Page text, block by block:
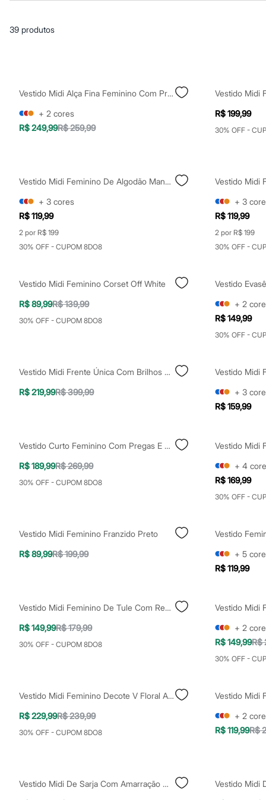
Blusas e Camisetas
Calças
Casacos e Jaquetas
Vestidos
Acessórios
Bolsas
Bonés e Chapéus
Bijoux
Botas
Chinelos
Rasteirinhas
Sandálias
Sapatilhas
Tênis
Marcas
Mindset
Yessica
Acessórios
Shorts e Bermudas
Tops
Moda íntima
Calcinhas
Sutiãs e Tops
Moda praia
Biquínis
Maiôs
Saídas de praia
Calças
Casacos e Jaquetas
Jeans
Moda esportiva
Em alta
Dia dos Pais
Inverno
Novidades
Roupas
Casacos e Jaquetas
Jeans
Polos
Acessórios
Óculos
39 produtos
Vestido Midi Alça Fina Feminino Com Pregas Vinho
+ 2 cores
R$ 249,99R$ 259,99
R$ 199,99
30% OFF -
Vestido Midi Feminino De Algodão Manga Curta Vinho
+ 3 cores
R$ 119,99
2 por R$ 199
30% OFF - CUPOM 8DO8
+ 3
R$ 119,99
2 por R$ 199
30% OFF -
Vestido Midi Feminino Corset Off White
R$ 89,99R$ 139,99
30% OFF - CUPOM 8DO8
Vestido
+ 2
R$ 149,99
30% OFF -
Vestido Midi Frente Única Com Brilhos Preto
R$ 219,99R$ 399,99
+ 3
R$ 159,99
Vestido Curto Feminino Com Pregas E Transpasse Mindset Off White
R$ 189,99R$ 269,99
30% OFF - CUPOM 8DO8
+ 4
R$ 169,99
30% OFF -
Vestido Midi Feminino Franzido Preto
R$ 89,99R$ 199,99
+ 5
R$ 119,99
Vestido Midi Feminino De Tule Com Recortes E Franzidos Floral Vinho
R$ 149,99R$ 179,99
30% OFF - CUPOM 8DO8
+ 2
R$ 149,99R$
30% OFF -
Vestido Midi Feminino Decote V Floral Azul
R$ 229,99R$ 239,99
30% OFF - CUPOM 8DO8
+ 2
R$ 119,99R$
Vestido Midi De Sarja Com Amarração Off White
Vestido Midi